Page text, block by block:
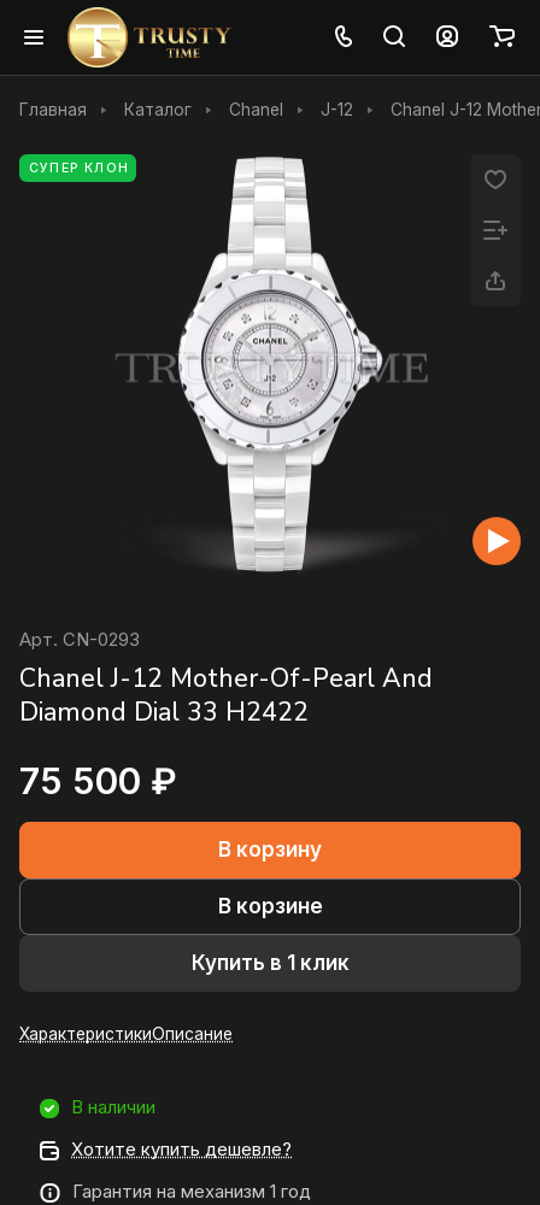
Главная Каталог Chanel J-12 Chanel J-12
СУПЕР КЛОН
Арт. CN-0293
Chanel J-12 Mother-Of-Pearl And
Diamond Dial 33 H2422
75 500 ₽
В корзину
В корзине
Купить в 1 клик
ХарактеристикиОписание
В наличии
Хотите купить дешевле?
Гарантия на механизм 1 год